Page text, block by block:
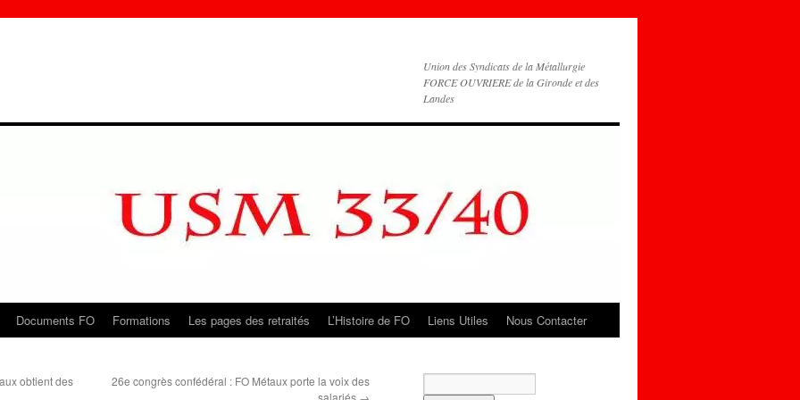
Union des Syndicats de la Métallurgie
FORCE OUVRIERE de la Gironde et des
Landes
Documents FO Formations Les pages des retraités L’Histoire de FO Liens Utiles Nous Contacter
obtient des
26e congrès confédéral : FO Métaux porte la voix des
salariés →